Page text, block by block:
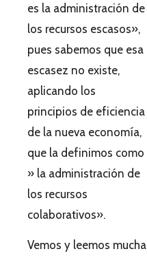
es la administración de
los recursos escasos»,
pues sabemos que esa
escasez no existe,
aplicando los
principios de eficiencia
de la nueva economía,
que la definimos como
» la administración de
los recursos
colaborativos».
Vemos y leemos mucha